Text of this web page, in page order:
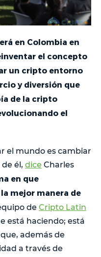
en Colombia en
el concepto
un cripto entorno
y diversión que
de la cripto
el
el mundo es cambiar
él, dice Charles
en que
mejor manera de
de Cripto Latin
está haciendo; está
además de
a través de